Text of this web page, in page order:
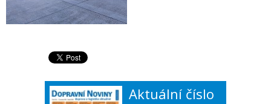
Aktuální číslo